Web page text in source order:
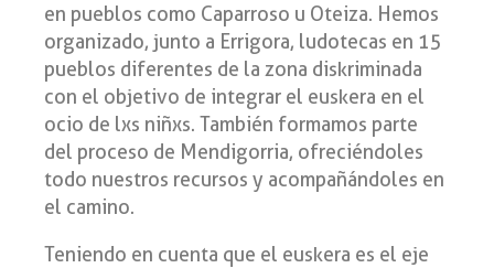
en pueblos como Caparroso u Oteiza. Hemos
organizado, junto a Errigora, ludotecas en 15
pueblos diferentes de la zona diskriminada
con el objetivo de integrar el euskera en el
ocio de lxs niñxs. También formamos parte
del proceso de Mendigorria, ofreciéndoles
todo nuestros recursos y acompañándoles en
el camino.
Teniendo en cuenta que el euskera es el eje